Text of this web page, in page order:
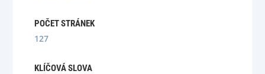
POČET STRÁNEK
127
KLÍČOVÁ SLOVA